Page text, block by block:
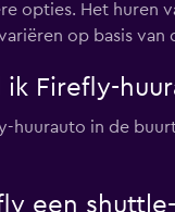
opties. Het huren
op basis
ik Firefly-
huurauto in de
een